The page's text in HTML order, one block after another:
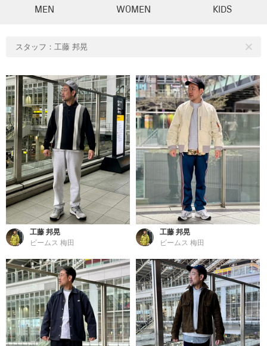
MEN WOMEN KIDS
スタッフ：工藤 邦晃
工藤 邦晃
ビームス 梅田
工藤 邦晃
ビームス 梅田